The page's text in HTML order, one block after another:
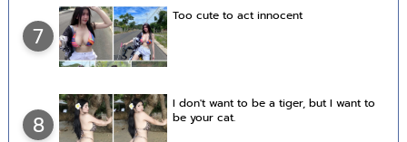
7
Too cute to act innocent
8
I don't want to be a tiger, but I want to
be your cat.